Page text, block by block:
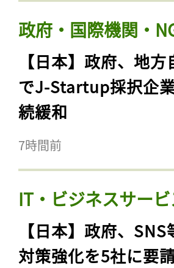
政府・国際機関・
【日本】政府、地
でJ-Startup採択企
続緩和
7時間前
IT・ビジネスサー
【日本】政府、
対策強化を5社に要